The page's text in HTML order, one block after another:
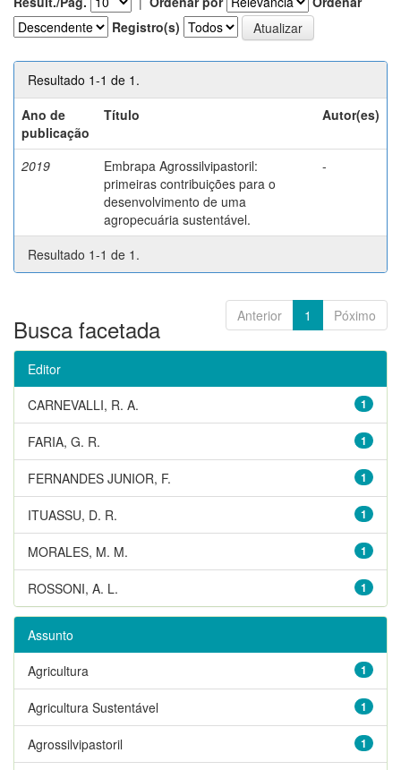
Registro(s)
Resultado 1-1 de 1.
Ano de
publicação
Título Autor(es)
2019
Embrapa Agrossilvipastoril:
primeiras contribuições para o
desenvolvimento de uma
agropecuária sustentável.
-
Resultado 1-1 de 1.
Anterior 1 Póximo
Busca facetada
Editor
1
CARNEVALLI, R. A.
1
FARIA, G. R.
1
FERNANDES JUNIOR, F.
1
ITUASSU, D. R.
1
MORALES, M. M.
1
ROSSONI, A. L.
Assunto
1
Agricultura
1
Agricultura Sustentável
1
Agrossilvipastoril